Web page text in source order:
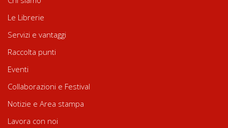
Le Librerie
Servizi e vantaggi
Raccolta punti
Eventi
Collaborazioni e Festival
Notizie e Area stampa
Lavora con noi